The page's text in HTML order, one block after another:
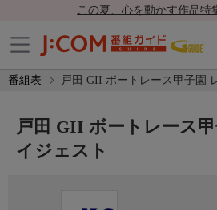
この夏、心を動かす作品特
番組表 戸田 GII ボートレース甲子園
戸田 GII ボートレース
イジェスト